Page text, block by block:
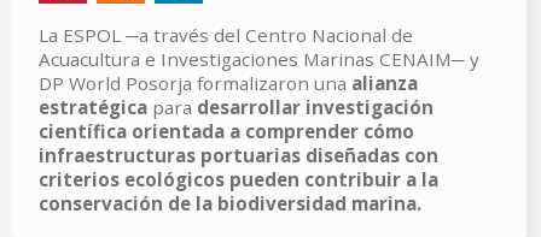
La ESPOL ─a través del Centro Nacional de
Acuacultura e Investigaciones Marinas CENAIM─ y
DP World Posorja formalizaron una alianza
estratégica para desarrollar investigación
científica orientada a comprender cómo
infraestructuras portuarias diseñadas con
criterios ecológicos pueden contribuir a la
conservación de la biodiversidad marina.